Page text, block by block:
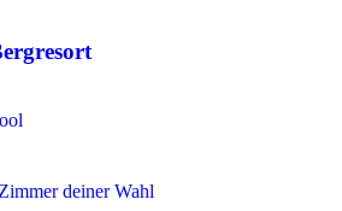
deiner Wahl